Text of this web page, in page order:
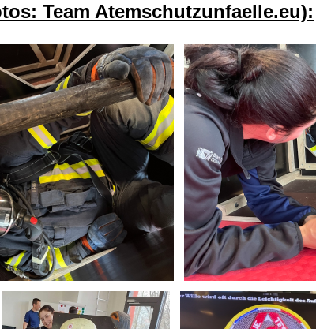
Team Atemschutzunfaelle.eu):